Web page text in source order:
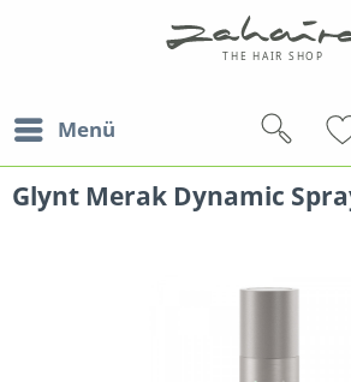
Menü
Glynt Merak Dynamic